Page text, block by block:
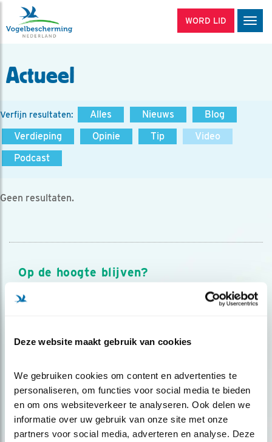
Deze website maakt gebruik van cookies
We gebruiken cookies om content en advertenties te
personaliseren, om functies voor social media te bieden
en om ons websiteverkeer te analyseren. Ook delen we
informatie over uw gebruik van onze site met onze
partners voor social media, adverteren en analyse. Deze
WORD LID
Actueel
Verfijn resultaten: Alles Nieuws
Blog
Verdieping
Opinie Tip
Video
Podcast
Geen resultaten.
Op de hoogte blijven?
Meld je aan en ontvang nieuws, inspiratie, acties en tips
over vogels en activiteiten van Vogelbescherming.